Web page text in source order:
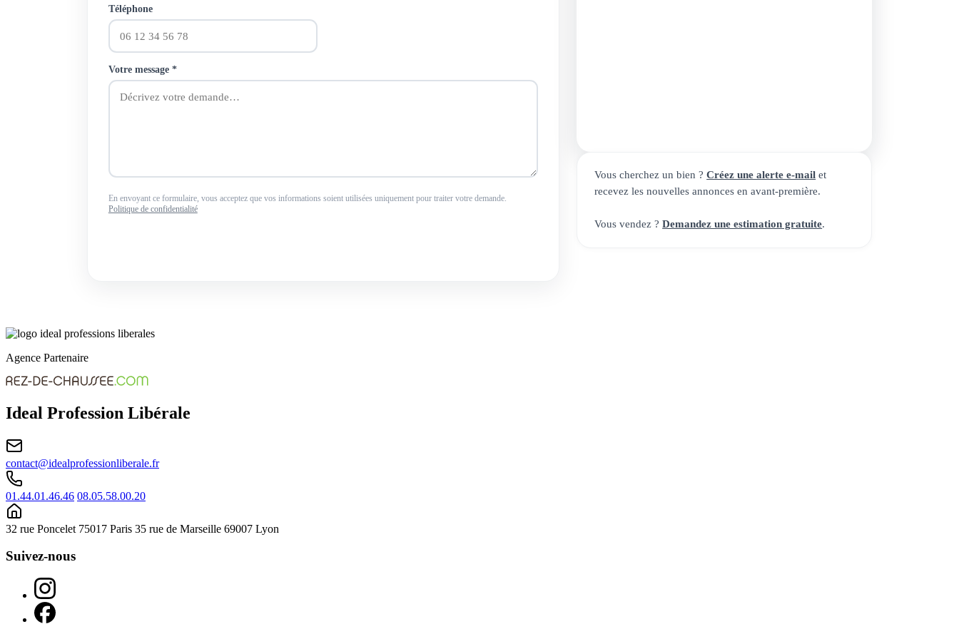
Téléphone
Votre message *
En envoyant ce formulaire, vous acceptez que vos informations soient utilisées uniquement pour traiter votre demande.
Politique de confidentialité
Vous cherchez un bien ?Créez une alerte e-mail et
recevez les nouvelles annonces en avant-première.
Vous vendez ?Demandez une estimation gratuite.
Agence Partenaire
Ideal Profession Libérale
contact@idealprofessionliberale.fr
01.44.01.46.46 08.05.58.00.20
32 rue Poncelet 75017 Paris 35 rue de Marseille 69007 Lyon
Suivez-nous